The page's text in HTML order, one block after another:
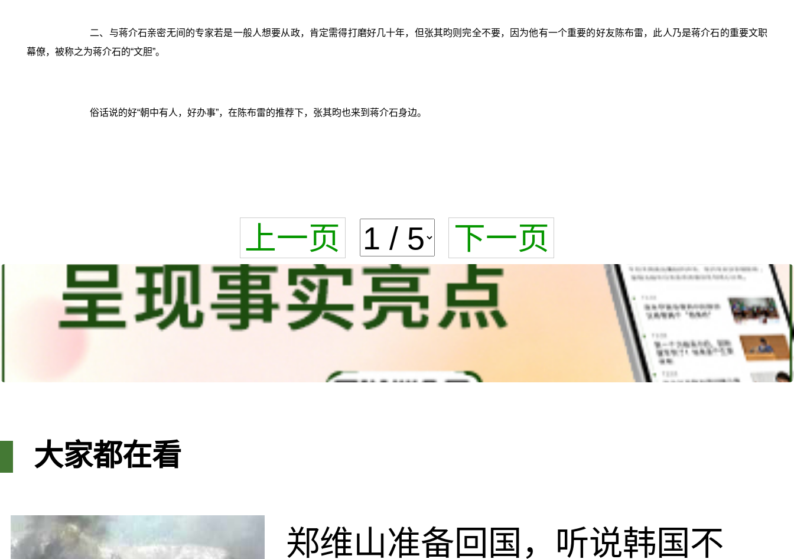
二、与蒋介石亲密无间的专家若是一般人想要从政，肯定需得打磨好几十年，但张其昀则完全不要，因为他有一个重要的好友陈布雷，此人乃是蒋介石的重要文职
幕僚，被称之为蒋介石的“文胆”。
俗话说的好“朝中有人，好办事”，在陈布雷的推荐下，张其昀也来到蒋介石身边。
上一页 下一页
大家都在看
郑维山准备回国，听说韩国不